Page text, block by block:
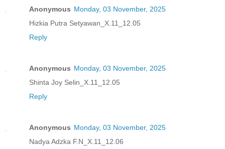
Anonymous Monday, 03 November, 2025
Hizkia Putra Setyawan_X.11_12.05
Reply
Anonymous Monday, 03 November, 2025
Shinta Joy Selin_X.11_12.05
Reply
Anonymous Monday, 03 November, 2025
Nadya Adzka F.N_X.11_12.06